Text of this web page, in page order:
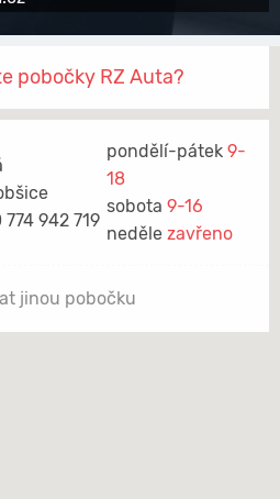
pobočky RZ Auta?
942 719
pondělí-pátek 9-
18
sobota 9-16
neděle zavřeno
jinou pobočku